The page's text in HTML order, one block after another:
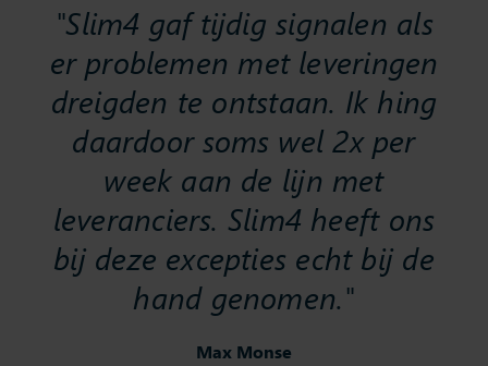
Max Monse
"Slim4 gaf tijdig signalen als
er problemen met leveringen
dreigden te ontstaan. Ik hing
daardoor soms wel 2x per
week aan de lijn met
leveranciers. Slim4 heeft ons
bij deze excepties echt bij de
hand genomen."